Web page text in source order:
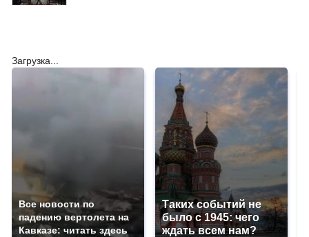
Загрузка...
Все новости по
падению вертолета на
Кавказе: читать здесь
Таких событий не
было с 1945: чего
ждать всем нам?